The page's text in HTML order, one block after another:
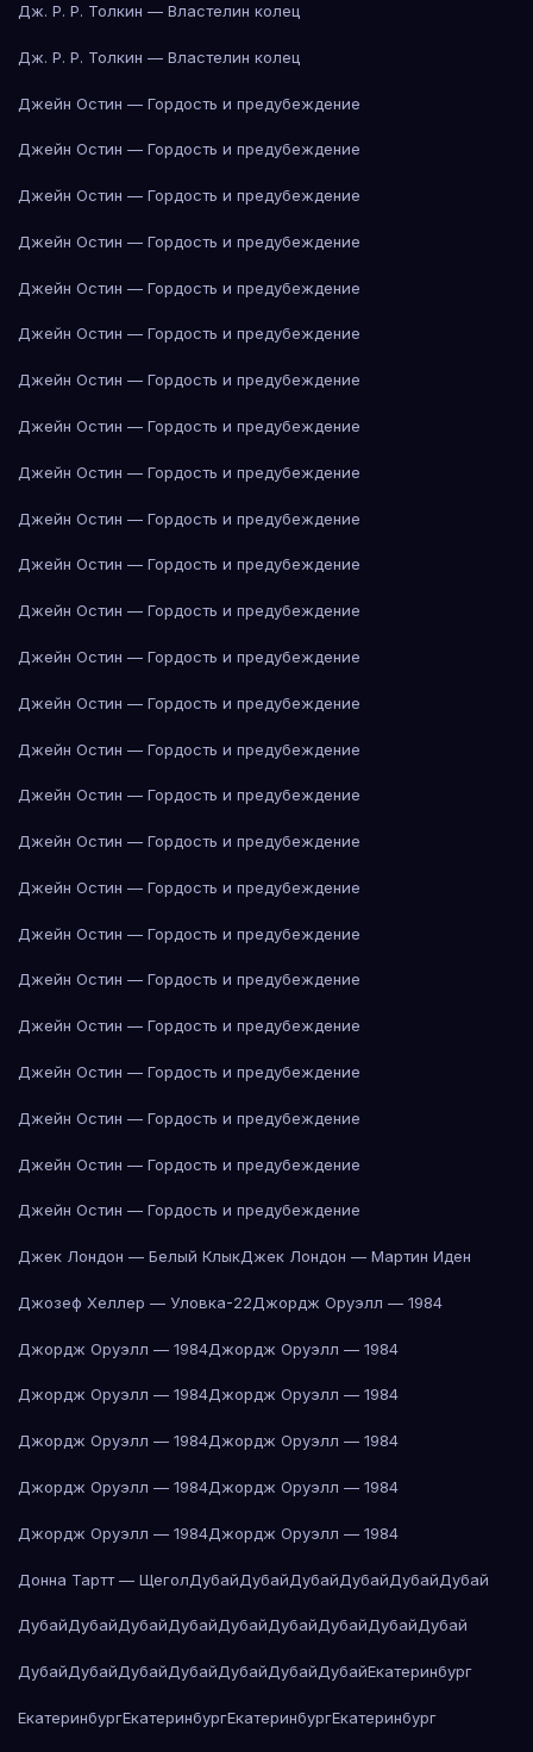
Дж. Р. Р. Толкин — Властелин колец
Дж. Р. Р. Толкин — Властелин колец
Джейн Остин — Гордость и предубеждение
Джейн Остин — Гордость и предубеждение
Джейн Остин — Гордость и предубеждение
Джейн Остин — Гордость и предубеждение
Джейн Остин — Гордость и предубеждение
Джейн Остин — Гордость и предубеждение
Джейн Остин — Гордость и предубеждение
Джейн Остин — Гордость и предубеждение
Джейн Остин — Гордость и предубеждение
Джейн Остин — Гордость и предубеждение
Джейн Остин — Гордость и предубеждение
Джейн Остин — Гордость и предубеждение
Джейн Остин — Гордость и предубеждение
Джейн Остин — Гордость и предубеждение
Джейн Остин — Гордость и предубеждение
Джейн Остин — Гордость и предубеждение
Джейн Остин — Гордость и предубеждение
Джейн Остин — Гордость и предубеждение
Джейн Остин — Гордость и предубеждение
Джейн Остин — Гордость и предубеждение
Джейн Остин — Гордость и предубеждение
Джейн Остин — Гордость и предубеждение
Джейн Остин — Гордость и предубеждение
Джейн Остин — Гордость и предубеждение
Джейн Остин — Гордость и предубеждение
Джек Лондон — Белый КлыкДжек Лондон — Мартин Иден
Джозеф Хеллер — Уловка-22Джордж Оруэлл — 1984
Джордж Оруэлл — 1984Джордж Оруэлл — 1984
Джордж Оруэлл — 1984Джордж Оруэлл — 1984
Джордж Оруэлл — 1984Джордж Оруэлл — 1984
Джордж Оруэлл — 1984Джордж Оруэлл — 1984
Джордж Оруэлл — 1984Джордж Оруэлл — 1984
Донна Тартт — ЩеголДубайДубайДубайДубайДубайДубай
ДубайДубайДубайДубайДубайДубайДубайДубайДубай
ДубайДубайДубайДубайДубайДубайДубайЕкатеринбург
ЕкатеринбургЕкатеринбургЕкатеринбургЕкатеринбург